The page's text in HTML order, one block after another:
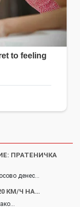
ПРАТЕНИЧКА
денес…
КМ/Ч НА…